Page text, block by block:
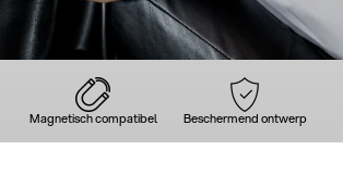
Magnetisch compatibel Beschermend ontwerp